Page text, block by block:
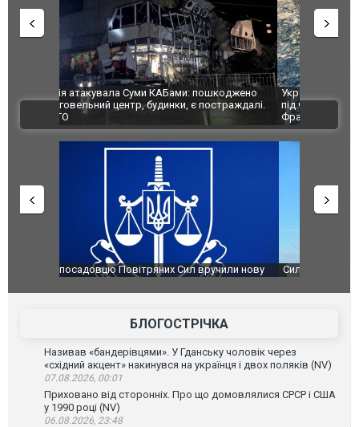
Українські надзвичайники врятували козуленя
під час ліквідації масштабної лісової пожежі у
Франції
СБУ за
Болгарії
ВІДЕО
Сили оборони уразили Ярославський НПЗ:
атаку. ВІДЕО
Неймар
БЛОГОСТРІЧКА
Називав «бандерівцями». У Гданську чоловік через
«східний акцент» накинувся на українця і двох поляків (NV)
07.08.2026, 00:01
Приховано від сторонніх. Про що домовлялися СРСР і США
у 1990 році (NV)
06.08.2026, 23:48